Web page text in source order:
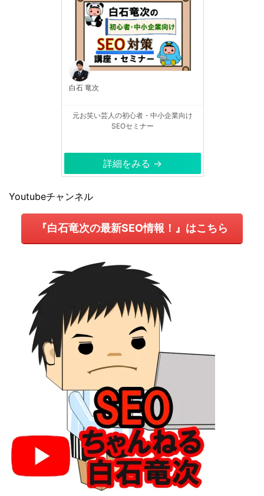
白石 竜次
元お笑い芸人の初心者・中小企業向け
SEOセミナー
詳細をみる →
Youtubeチャンネル
『白石竜次の最新SEO情報！』はこちら